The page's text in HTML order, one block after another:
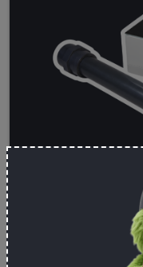
A Vadalarm